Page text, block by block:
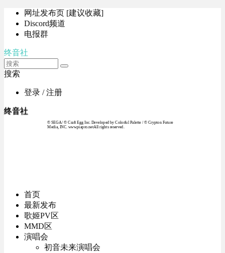
网址发布页 [建议收藏]
Discord频道
电报群
终音社
搜索
登录 / 注册
终音社
© SEGA / © Craft Egg Inc. Developed by Colorful Palette / © Crypton Future
Media, INC. www.piapro.netAll rights reserved.
首页
最新发布
歌姬PV区
MMD区
演唱会
初音未来演唱会